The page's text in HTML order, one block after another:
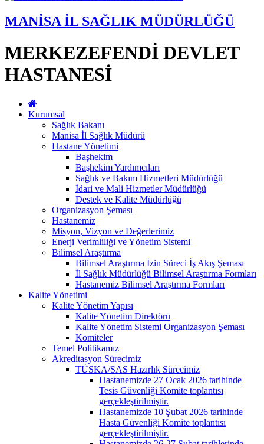
MANİSA İL SAĞLIK MÜDÜRLÜĞÜ
MERKEZEFENDİ DEVLET
HASTANESİ
Kurumsal
Sağlık Bakanı
Manisa İl Sağlık Müdürü
Hastane Yönetimi
Başhekim
Başhekim Yardımcıları
Sağlık ve Bakım Hizmetleri Müdürlüğü
İdari ve Mali Hizmetler Müdürlüğü
Destek ve Kalite Müdürlüğü
Organizasyon Şeması
Hastanemiz
Misyon, Vizyon ve Değerlerimiz
Enerji Verimliliği ve Yönetim Sistemi
Bilimsel Araştırma
Bilimsel Araştırma İzin Süreci İş Akış Şeması
İl Sağlık Müdürlüğü Bilimsel Araştırma Formları
Hastanemiz Bilimsel Araştırma Formları
Kalite Yönetimi
Kalite Yönetim Yapısı
Kalite Yönetim Direktörü
Kalite Yönetim Sistemi Organizasyon Şeması
Komiteler
Temel Politikamız
Akreditasyon Sürecimiz
TÜSKA/SAS Hazırlık Sürecimiz
Hastanemizde 27 Ocak 2026 tarihinde
Tesis Güvenliği Komite toplantısı
gerçekleştirilmiştir.
Hastanemizde 10 Şubat 2026 tarihinde
Hasta Güvenliği Komite toplantısı
gerçekleştirilmiştir.